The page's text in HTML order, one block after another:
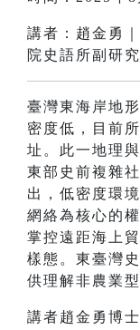
講者：趙金勇
院史語所副研
臺灣東海岸地
密度低，目前
址。此一地理
東部史前複雜
出，低密度環
網絡為核心的
掌控遠距海上
樣態。東臺灣
供理解非農業
講者趙金勇博